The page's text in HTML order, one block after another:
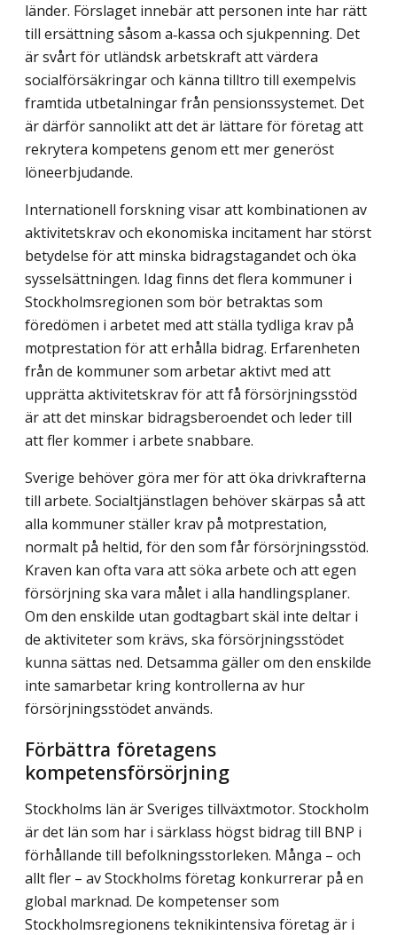
länder. Förslaget innebär att personen inte har rätt
till ersättning såsom a‑kassa och sjukpenning. Det
är svårt för utländsk arbetskraft att värdera
socialförsäkringar och känna tilltro till exempelvis
framtida utbetalningar från pensionssystemet. Det
är därför sannolikt att det är lättare för företag att
rekrytera kompetens genom ett mer generöst
löneerbjudande.
Internationell forskning visar att kombinationen av
aktivitetskrav och ekonomiska incitament har störst
betydelse för att minska bidragstagandet och öka
sysselsättningen. Idag finns det flera kommuner i
Stockholmsregionen som bör betraktas som
föredömen i arbetet med att ställa tydliga krav på
motprestation för att erhålla bidrag. Erfarenheten
från de kommuner som arbetar aktivt med att
upprätta aktivitetskrav för att få försörj­ningsstöd
är att det minskar bidragsberoendet och leder till
att fler kommer i arbete snabbare.
Sverige behöver göra mer för att öka drivkrafterna
till arbete. Socialtjänstlagen behöver skärpas så att
alla kommuner ställer krav på motprestation,
normalt på heltid, för den som får försörjningsstöd.
Kraven kan ofta vara att söka arbete och att egen
försörjning ska vara målet i alla handlingsplaner.
Om den enskilde utan godtagbart skäl inte deltar i
de aktiviteter som krävs, ska försörjningsstödet
kunna sättas ned. Detsamma gäller om den enskilde
inte samarbetar kring kontrollerna av hur
försörjningsstödet används.
Förbättra företagens
kompetensförsörjning
Stockholms län är Sveriges tillväxtmotor. Stockholm
är det län som har i särklass högst bidrag till BNP i
förhållande till befolkningsstorleken. Många – och
allt fler – av Stockholms företag konkurrerar på en
global marknad. De kompetenser som
Stockholmsregionens teknikintensiva företag är i